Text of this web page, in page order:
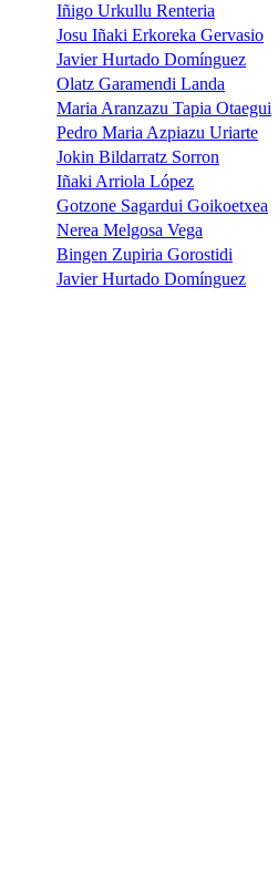
Iñigo Urkullu Renteria
Josu Iñaki Erkoreka Gervasio
Javier Hurtado Domínguez
Olatz Garamendi Landa
Maria Aranzazu Tapia Otaegui
Pedro Maria Azpiazu Uriarte
Jokin Bildarratz Sorron
Iñaki Arriola López
Gotzone Sagardui Goikoetxea
Nerea Melgosa Vega
Bingen Zupiria Gorostidi
Javier Hurtado Domínguez